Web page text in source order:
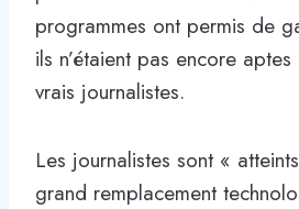
programmes ont permis de
ils n’étaient pas encore
vrais journalistes.
Les journalistes sont «
grand remplacement